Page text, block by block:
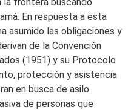
En respuesta a esta
asumido las obligaciones y
de la Convención
(1951) y su Protocolo
protección y asistencia
en busca de asilo.
de personas que